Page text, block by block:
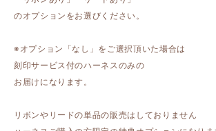
のオプションをお選びください。
※オプション「なし」をご選択頂いた場合は
刻印サービス付のハーネスのみの
お届けになります。
リボンやリードの単品の販売はしておりません